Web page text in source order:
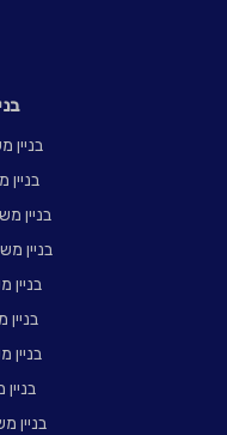
בניין
בניין
בניין
בניין
בניין